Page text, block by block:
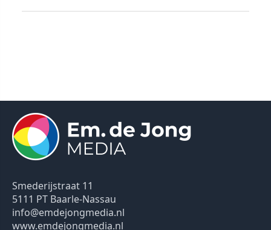
Smederijstraat 11
5111 PT Baarle-Nassau
info@emdejongmedia.nl
www.emdejongmedia.nl